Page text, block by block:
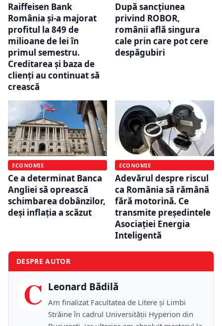
Raiffeisen Bank
România și-a majorat
profitul la 849 de
milioane de lei în
primul semestru.
Creditarea și baza de
clienți au continuat să
crească
După sancțiunea
privind ROBOR,
românii află singura
cale prin care pot cere
despăgubiri
ECONOMIE
Ce a determinat Banca
Angliei să oprească
schimbarea dobânzilor,
deși inflația a scăzut
ECONOMIE
Adevărul despre riscul
ca România să rămână
fără motorină. Ce
transmite președintele
Asociației Energia
Inteligentă
DESPRE AUTOR
C Leonard Bădilă
Am finalizat Facultatea de Litere și Limbi
Străine în cadrul Universității Hyperion din